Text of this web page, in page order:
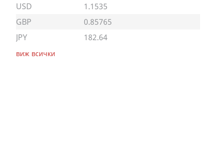
USD
1.1535
GBP
0.85765
JPY
182.64
виж всички